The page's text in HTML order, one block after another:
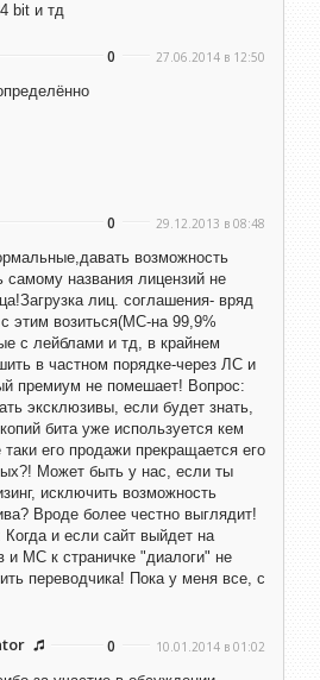
bit и тд
0 27.06.2014 в 12:50
0 29.12.2013 в 08:48
возможность
самому названия лицензий не
лиц. соглашения- вряд
этим возиться(MC-на 99,9%
с лейблами и тд, в крайнем
в частном порядке-через ЛС и
премиум не помешает! Вопрос:
эксклюзивы, если будет знать,
бита уже используется кем
его продажи прекращается его
Может быть у нас, если ты
исключить возможность
Вроде более честно выглядит!
и если сайт выйдет на
и MC к страничке "диалоги" не
переводчика! Пока у меня все, с
0 10.01.2014 в 01:02